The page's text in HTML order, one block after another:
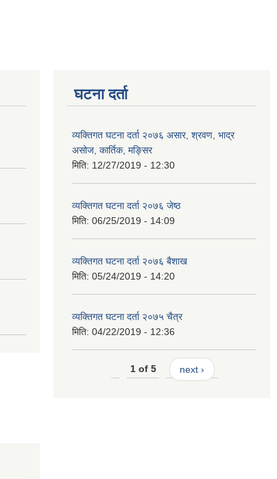
घटना दर्ता
व्यक्तिगत घटना दर्ता २०७६ असार, श्रवण, भाद्र
असोज, कार्तिक, मङ्सिर
मिति: 12/27/2019 - 12:30
व्यक्तिगत घटना दर्ता २०७६ जेष्ठ
मिति: 06/25/2019 - 14:09
व्यक्तिगत घटना दर्ता २०७६ बैशाख
मिति: 05/24/2019 - 14:20
व्यक्तिगत घटना दर्ता २०७५ चैत्र
मिति: 04/22/2019 - 12:36
1 of 5 next ›